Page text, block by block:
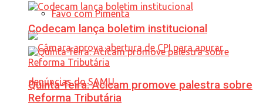
Favo com Pimenta
Codecam lança boletim institucional
Quinta-feira: Acicam promove palestra sobre
Reforma Tributária